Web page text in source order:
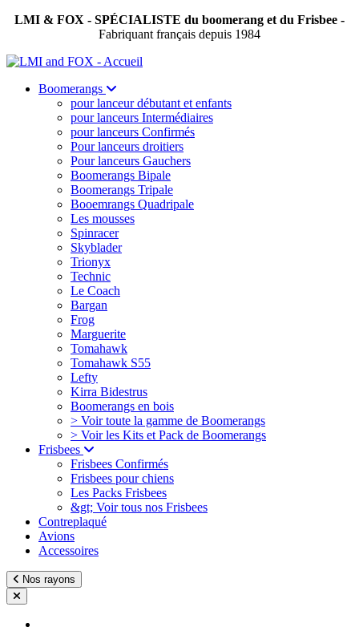
LMI & FOX - SPÉCIALISTE du boomerang et du Frisbee -
Fabriquant français depuis 1984
Boomerangs
pour lanceur débutant et enfants
pour lanceurs Intermédiaires
pour lanceurs Confirmés
Pour lanceurs droitiers
Pour lanceurs Gauchers
Boomerangs Bipale
Boomerangs Tripale
Booemrangs Quadripale
Les mousses
Spinracer
Skyblader
Trionyx
Technic
Le Coach
Bargan
Frog
Marguerite
Tomahawk
Tomahawk S55
Lefty
Kirra Bidestrus
Boomerangs en bois
> Voir toute la gamme de Boomerangs
> Voir les Kits et Pack de Boomerangs
Frisbees
Frisbees Confirmés
Frisbees pour chiens
Les Packs Frisbees
&gt; Voir tous nos Frisbees
Contreplaqué
Avions
Accessoires
Nos rayons